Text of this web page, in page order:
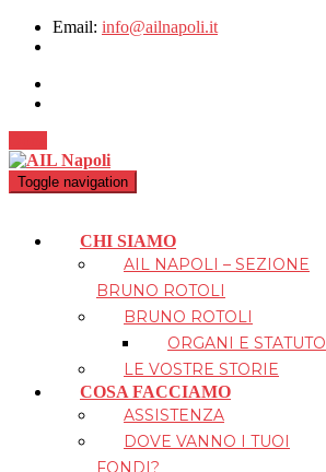
Email: info@ailnapoli.it
Toggle navigation
CHI SIAMO
AIL NAPOLI – SEZIONE
BRUNO ROTOLI
BRUNO ROTOLI
ORGANI E STATUTO
LE VOSTRE STORIE
COSA FACCIAMO
ASSISTENZA
DOVE VANNO I TUOI
FONDI?